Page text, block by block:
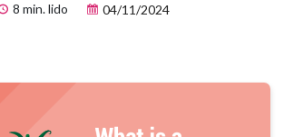
8 min. lido
04/11/2024